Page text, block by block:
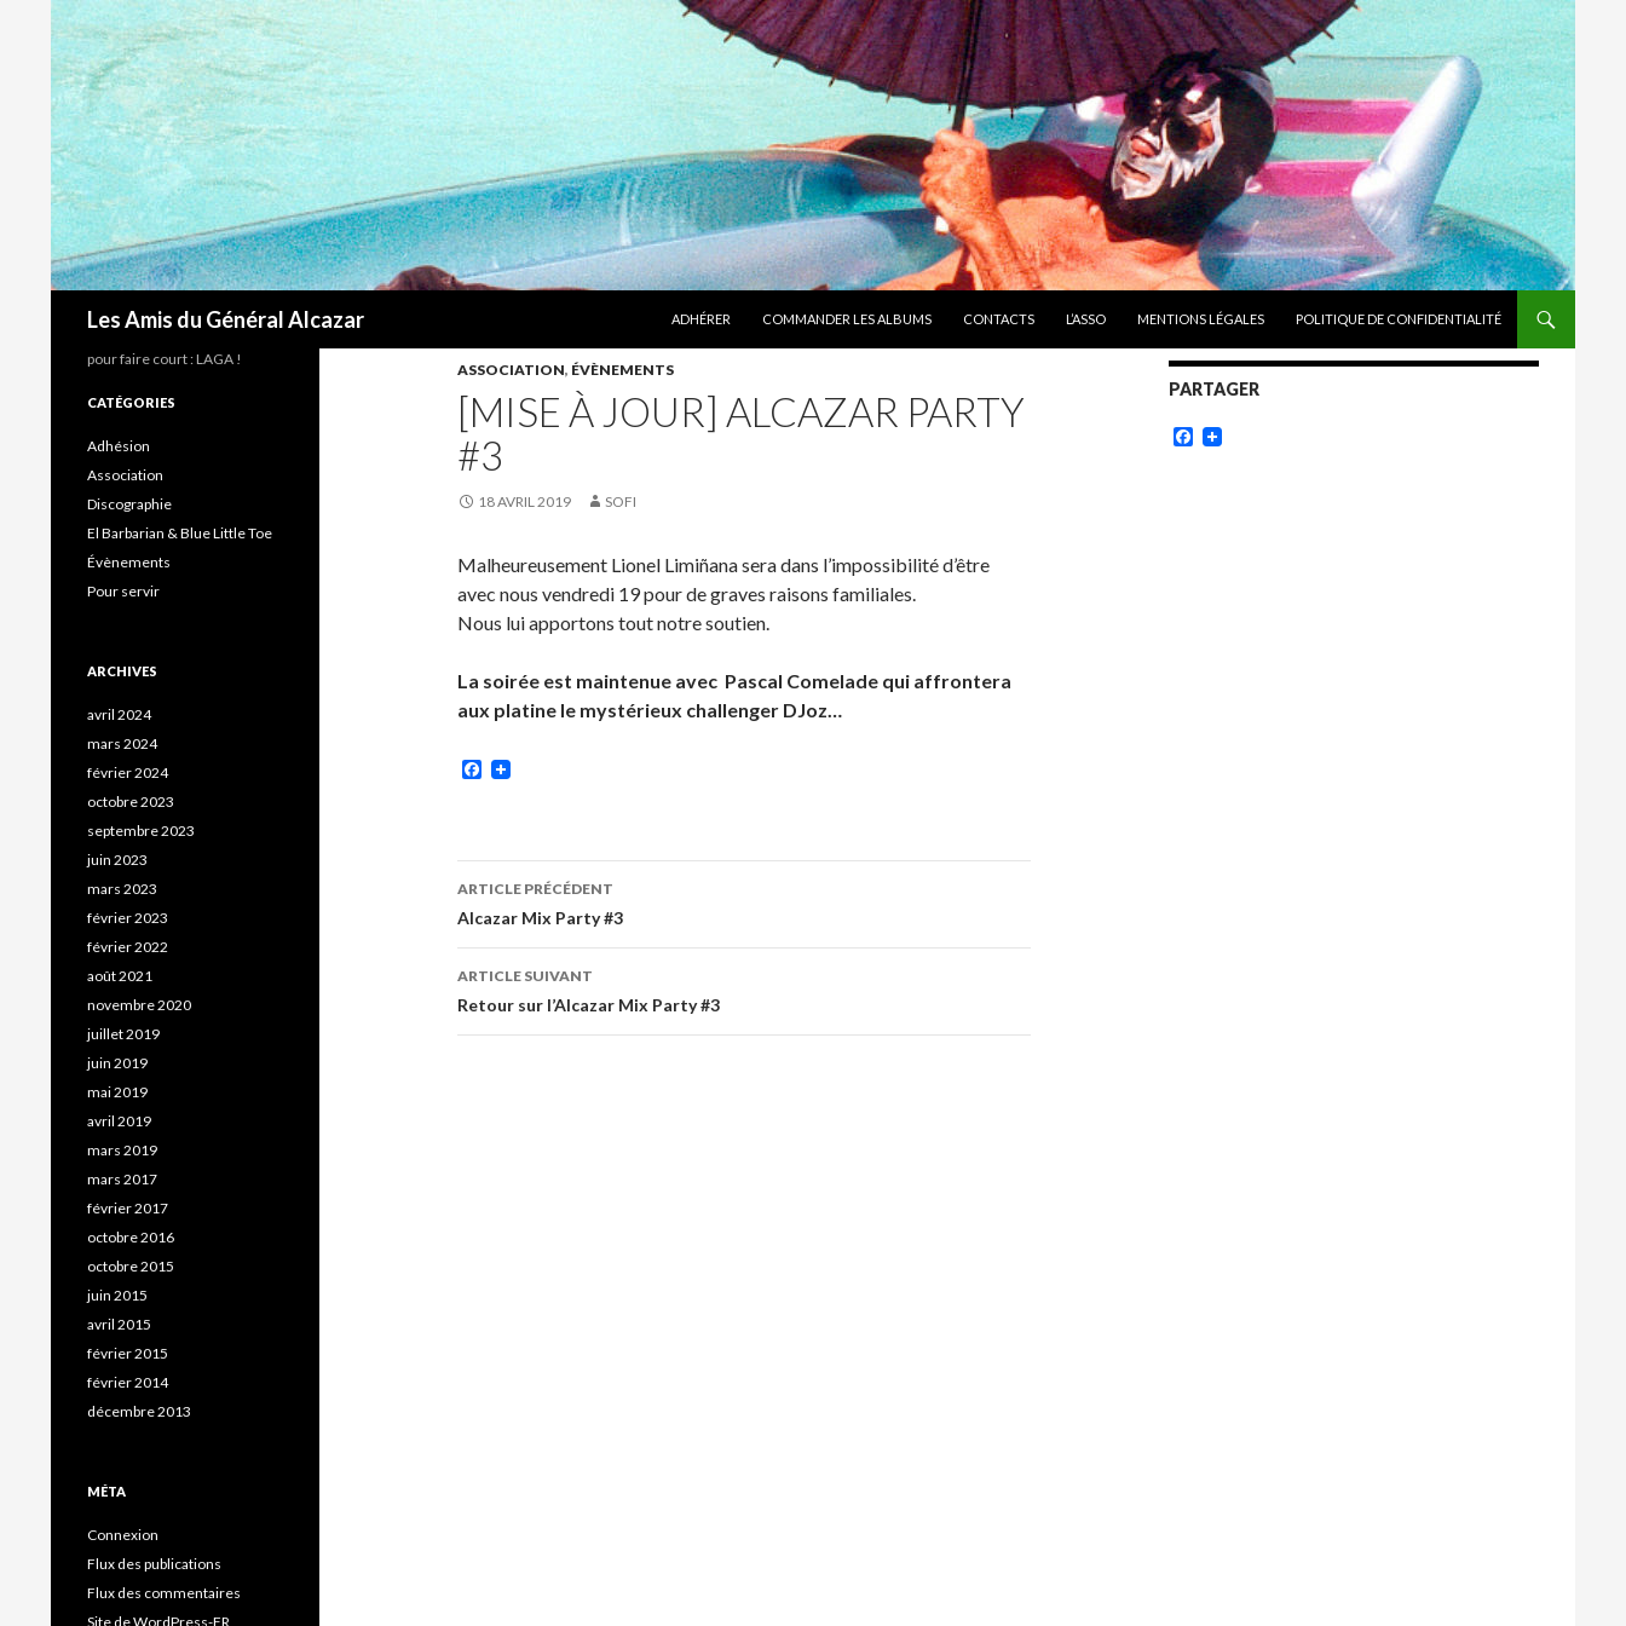
Les Amis du Général Alcazar
ADHÉRER
COMMANDER LES ALBUMS CONTACTS L’ASSO MENTIONS LÉGALES POLITIQUE DE CONFIDENTIALITÉ
ASSOCIATION, ÉVÈNEMENTS
[MISE À JOUR] ALCAZAR PARTY
#3
18 AVRIL 2019 SOFI
Malheureusement Lionel Limiñana sera dans l’impossibilité d’être
avec nous vendredi 19 pour de graves raisons familiales.
Nous lui apportons tout notre soutien.
La soirée est maintenue avec Pascal Comelade qui affrontera
aux platine le mystérieux challenger DJoz…
Facebook
Navigation
des
articles
ARTICLE PRÉCÉDENT
Alcazar Mix Party #3
ARTICLE SUIVANT
Retour sur l’Alcazar Mix Party #3
PARTAGER
Facebook
pour faire court : LAGA !
CATÉGORIES
Adhésion
Association
Discographie
El Barbarian & Blue Little Toe
Évènements
Pour servir
ARCHIVES
avril 2024
mars 2024
février 2024
octobre 2023
septembre 2023
juin 2023
mars 2023
février 2023
février 2022
août 2021
novembre 2020
juillet 2019
juin 2019
mai 2019
avril 2019
mars 2019
mars 2017
février 2017
octobre 2016
octobre 2015
juin 2015
avril 2015
février 2015
février 2014
décembre 2013
MÉTA
Connexion
Flux des publications
Flux des commentaires
Site de WordPress-FR